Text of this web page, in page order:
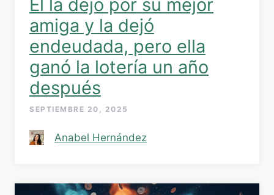
Él la dejó por su mejor
amiga y la dejó
endeudada, pero ella
ganó la lotería un año
después
SEPTIEMBRE 20, 2025
Anabel Hernández